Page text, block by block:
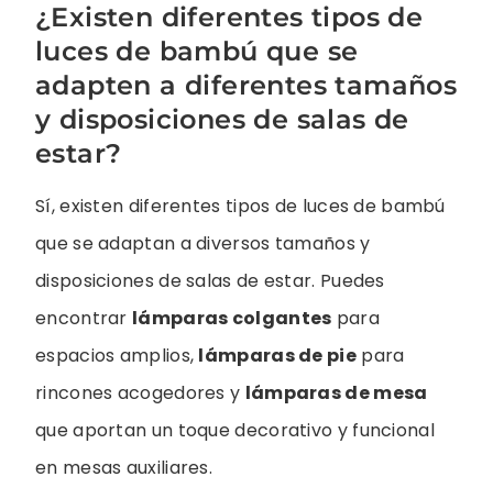
¿Existen diferentes tipos de
luces de bambú que se
adapten a diferentes tamaños
y disposiciones de salas de
estar?
Sí, existen diferentes tipos de luces de bambú
que se adaptan a diversos tamaños y
disposiciones de salas de estar. Puedes
encontrar lámparas colgantes para
espacios amplios, lámparas de piepara
rincones acogedores y lámparas de mesa
que aportan un toque decorativo y funcional
en mesas auxiliares.